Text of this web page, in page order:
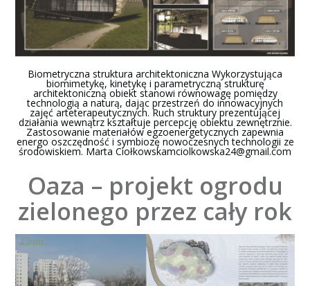
Biometryczna struktura architektoniczna Wykorzystująca
biomimetykę, kinetykę i parametryczną strukturę
architektoniczną obiekt stanowi równowagę pomiędzy
technologią a naturą, dając przestrzeń do innowacyjnych
zajęć arteterapeutycznych. Ruch struktury prezentującej
działania wewnątrz kształtuje percepcję obiektu zewnętrznie.
Zastosowanie materiałów egzoenergetycznych zapewnia
energo oszczędność i symbiozę nowoczesnych technologii ze
środowiskiem. Marta Ciołkowskamciolkowska24@gmail.com
Oaza – projekt ogrodu
zielonego przez cały rok